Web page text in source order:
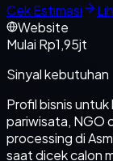
Cek Estimasi
Website
Mulai Rp1,95jt
Sinyal kebutuhan
Profil bisnis
pariwisata, NGO
processing di
saat dicek calon